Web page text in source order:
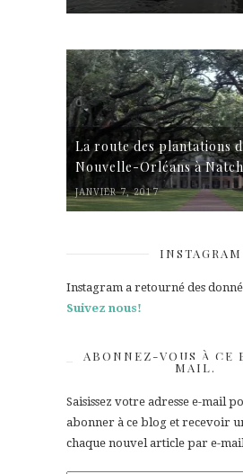
La route des plantations
Nouvelle-Orléans à
JANVIER 7, 2017
INSTAGRAM
Instagram a retourné des
Suivez nous!
ABONNEZ-VOUS À CE
MAIL.
Saisissez votre adresse e-mail
abonner à ce blog et recevoir
chaque nouvel article par e-